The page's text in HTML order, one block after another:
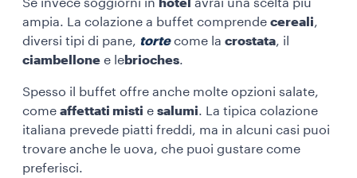
Se invece soggiorni in hotel avrai una scelta più
ampia. La colazione a buffet comprende cereali,
diversi tipi di pane, tortecome la crostata, il
ciambellone e lebrioches.
Spesso il buffet offre anche molte opzioni salate,
come affettati misti e salumi. La tipica colazione
italiana prevede piatti freddi, ma in alcuni casi puoi
trovare anche le uova, che puoi gustare come
preferisci.